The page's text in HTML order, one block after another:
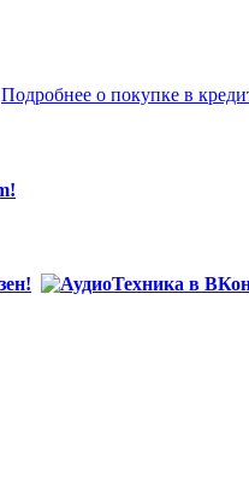
Подробнее о покупке в